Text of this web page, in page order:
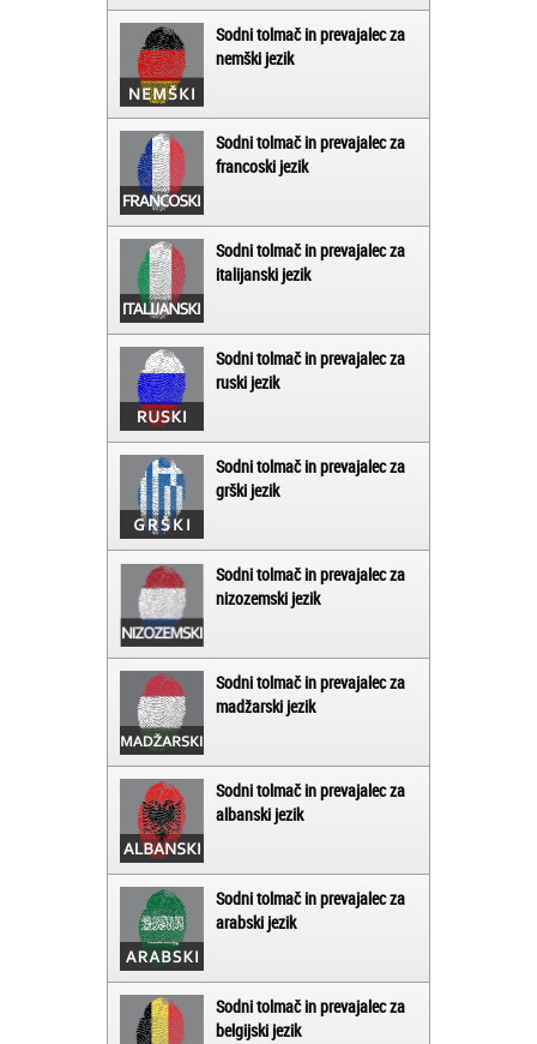
Sodni tolmač in prevajalec za
nemški jezik
Sodni tolmač in prevajalec za
francoski jezik
Sodni tolmač in prevajalec za
italijanski jezik
Sodni tolmač in prevajalec za
ruski jezik
Sodni tolmač in prevajalec za
grški jezik
Sodni tolmač in prevajalec za
nizozemski jezik
Sodni tolmač in prevajalec za
madžarski jezik
Sodni tolmač in prevajalec za
albanski jezik
Sodni tolmač in prevajalec za
arabski jezik
Sodni tolmač in prevajalec za
belgijski jezik